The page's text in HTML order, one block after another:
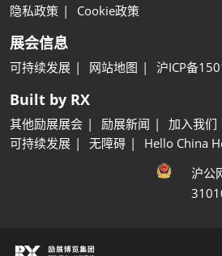
隐私政策 Cookie政策
展会信息
可持续发展 网站地图 沪ICP备
Built by RX
其他励展展会 励展新闻 加入我们
可持续发展
无障碍
Hello China
沪公